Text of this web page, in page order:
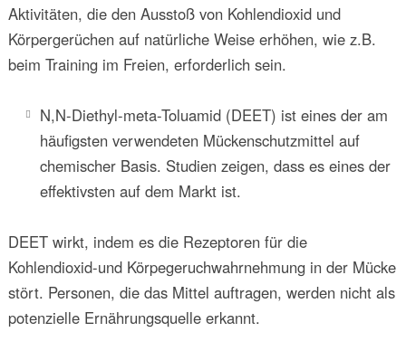
Aktivitäten, die den Ausstoß von Kohlendioxid und
Körpergerüchen auf natürliche Weise erhöhen, wie z.B.
beim Training im Freien, erforderlich sein.
N,N-Diethyl-meta-Toluamid (DEET) ist eines der am
häufigsten verwendeten Mückenschutzmittel auf
chemischer Basis. Studien zeigen, dass es eines der
effektivsten auf dem Markt ist.
DEET wirkt, indem es die Rezeptoren für die
Kohlendioxid-und Körpegeruchwahrnehmung in der Mücke
stört. Personen, die das Mittel auftragen, werden nicht als
potenzielle Ernährungsquelle erkannt.